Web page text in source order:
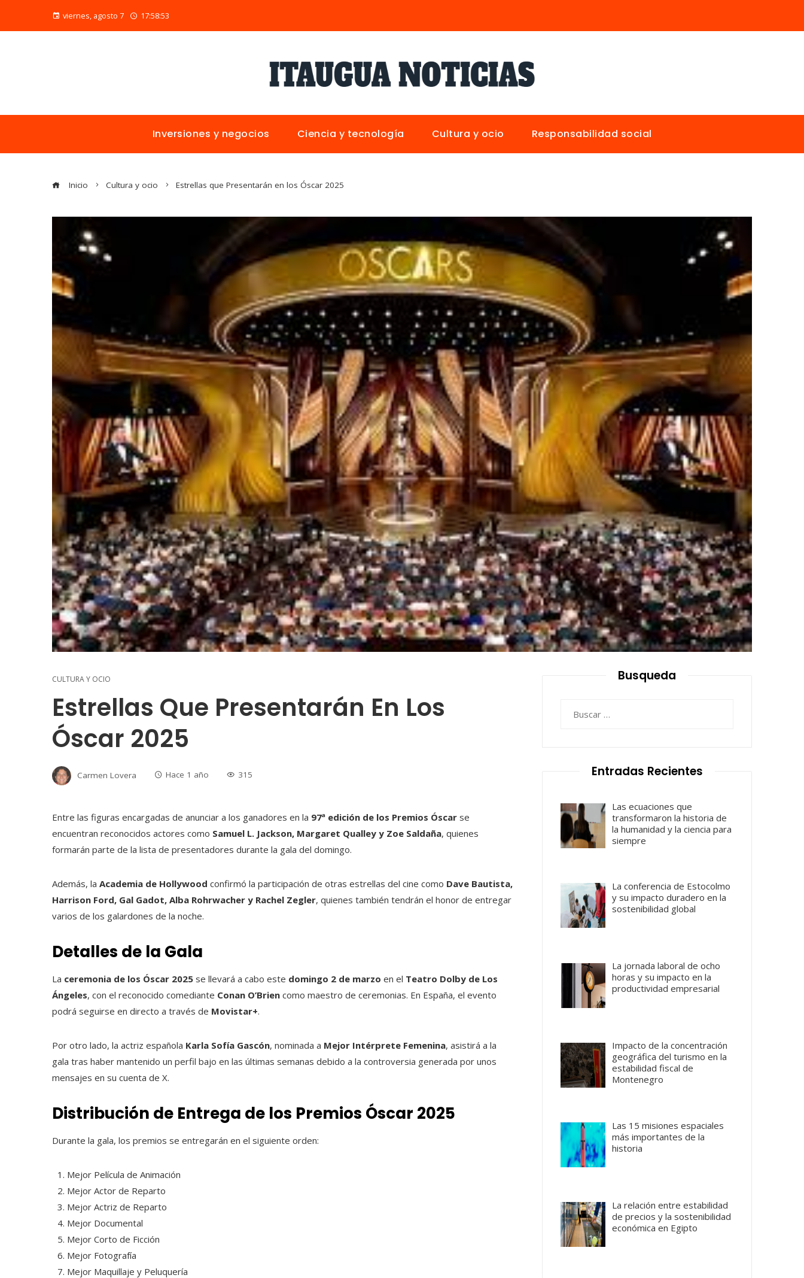
viernes, agosto 7 17:58:55
Inversiones y negocios Ciencia y tecnología Cultura y ocio Responsabilidad social
Inicio Cultura y ocio Estrellas que Presentarán en los Óscar 2025
CULTURA Y OCIO
Estrellas Que Presentarán En Los
Óscar 2025
Carmen Lovera Hace 1 año 315
Entre las figuras encargadas de anunciar a los ganadores en la 97ª edición de los Premios Óscar se
encuentran reconocidos actores como Samuel L. Jackson, Margaret Qualley y Zoe Saldaña, quienes
formarán parte de la lista de presentadores durante la gala del domingo.
Además, la Academia de Hollywood confirmó la participación de otras estrellas del cine como Dave Bautista,
Harrison Ford, Gal Gadot, Alba Rohrwacher y Rachel Zegler, quienes también tendrán el honor de entregar
varios de los galardones de la noche.
Detalles de la Gala
La ceremonia de los Óscar 2025 se llevará a cabo este domingo 2 de marzo en el Teatro Dolby de Los
Ángeles, con el reconocido comediante Conan O’Brien como maestro de ceremonias. En España, el evento
podrá seguirse en directo a través de Movistar+.
Por otro lado, la actriz española Karla Sofía Gascón, nominada a Mejor Intérprete Femenina, asistirá a la
gala tras haber mantenido un perfil bajo en las últimas semanas debido a la controversia generada por unos
mensajes en su cuenta de X.
Distribución de Entrega de los Premios Óscar 2025
Durante la gala, los premios se entregarán en el siguiente orden:
Mejor Película de Animación
Mejor Actor de Reparto
Mejor Actriz de Reparto
Mejor Documental
Mejor Corto de Ficción
Mejor Fotografía
Mejor Maquillaje y Peluquería
Busqueda
Entradas Recientes
Las ecuaciones que
transformaron la historia de
la humanidad y la ciencia para
siempre
La conferencia de Estocolmo
y su impacto duradero en la
sostenibilidad global
La jornada laboral de ocho
horas y su impacto en la
productividad empresarial
Impacto de la concentración
geográfica del turismo en la
estabilidad fiscal de
Montenegro
Las 15 misiones espaciales
más importantes de la
historia
La relación entre estabilidad
de precios y la sostenibilidad
económica en Egipto